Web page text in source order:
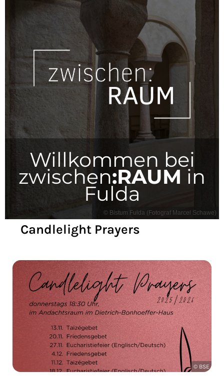
Willkommen bei
zwischen:RAUM in
Fulda
© Bistum Fulda (Fotograf Marcel Schawe)
Candlelight Prayers
© BSE